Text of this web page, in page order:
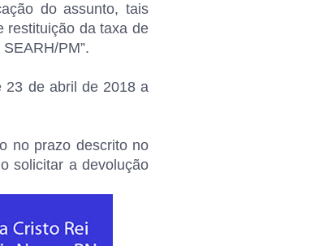
do assunto, tais
restituição da taxa de
PM”.
23 de abril de 2018 a
no prazo descrito no
solicitar a devolução